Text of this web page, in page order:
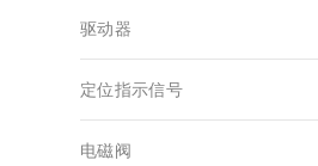
驱动器
定位指示信号
电磁阀